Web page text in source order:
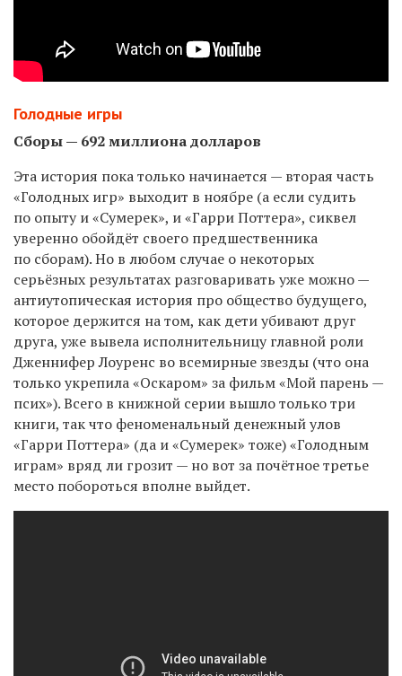
Голодные игры
Сборы — 692 миллиона долларов
Эта история пока только начинается — вторая часть
«Голодных игр» выходит в ноябре (а если судить
по опыту и «Сумерек», и «Гарри Поттера», сиквел
уверенно обойдёт своего предшественника
по сборам). Но в любом случае о некоторых
серьёзных результатах разговаривать уже можно —
антиутопическая история про общество будущего,
которое держится на том, как дети убивают друг
друга, уже вывела исполнительницу главной роли
Дженнифер Лоуренс во всемирные звезды (что она
только укрепила «Оскаром» за фильм «Мой парень —
псих»). Всего в книжной серии вышло только три
книги, так что феноменальный денежный улов
«Гарри Поттера» (да и «Сумерек» тоже) «Голодным
играм» вряд ли грозит — но вот за почётное третье
место побороться вполне выйдет.